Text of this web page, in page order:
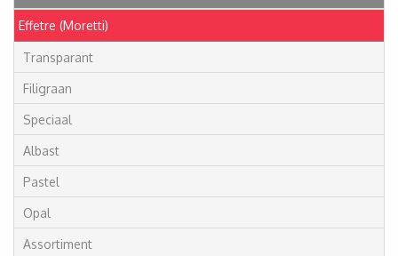
Effetre (Moretti)
Transparant
Filigraan
Speciaal
Albast
Pastel
Opal
Assortiment